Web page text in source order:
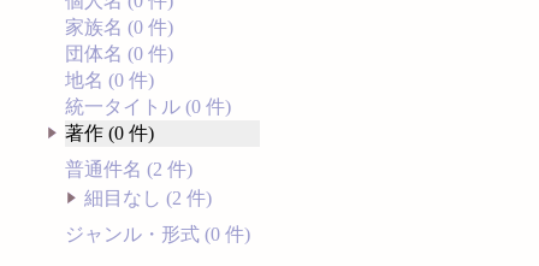
家族名 (0 件)
団体名 (0 件)
地名 (0 件)
統一タイトル (0 件)
著作 (0 件)
普通件名 (2 件)
細目なし (2 件)
ジャンル・形式 (0 件)